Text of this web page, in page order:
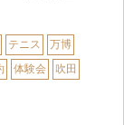
テニス
万博
体験会
吹田